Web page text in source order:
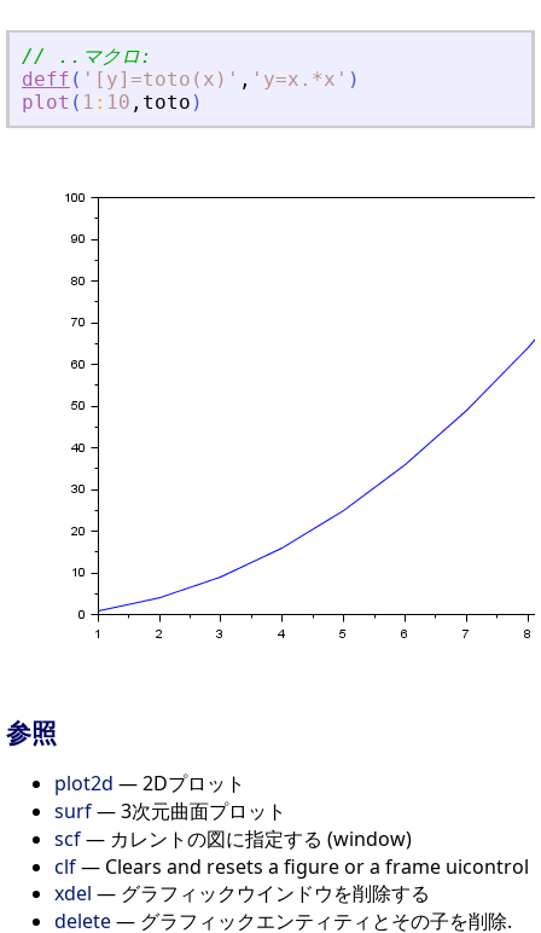
// ..マクロ:
deff ( ' [y]=toto(x) ' , ' y=x.*x ' )
plot ( 1 : 10 , toto )
参照
plot2d — 2Dプロット
surf— 3次元曲面プロット
scf— カレントの図に指定する (window)
clf— Clears and resets a figure or a frame uicontrol
xdel — グラフィックウインドウを削除する
delete— グラフィックエンティティとその子を削除.